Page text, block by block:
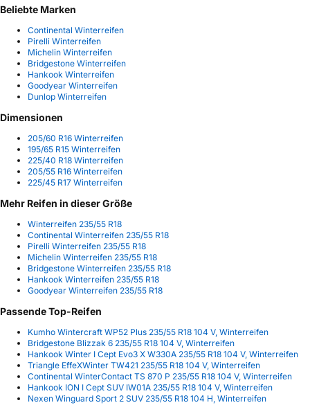
Beliebte Marken
Continental Winterreifen
Pirelli Winterreifen
Michelin Winterreifen
Bridgestone Winterreifen
Hankook Winterreifen
Goodyear Winterreifen
Dunlop Winterreifen
Dimensionen
205/60 R16 Winterreifen
195/65 R15 Winterreifen
225/40 R18 Winterreifen
205/55 R16 Winterreifen
225/45 R17 Winterreifen
Mehr Reifen in dieser Größe
Winterreifen 235/55 R18
Continental Winterreifen 235/55 R18
Pirelli Winterreifen 235/55 R18
Michelin Winterreifen 235/55 R18
Bridgestone Winterreifen 235/55 R18
Hankook Winterreifen 235/55 R18
Goodyear Winterreifen 235/55 R18
Passende Top-Reifen
Kumho Wintercraft WP52 Plus 235/55 R18 104 V, Winterreifen
Bridgestone Blizzak 6 235/55 R18 104 V, Winterreifen
Hankook Winter I Cept Evo3 X W330A 235/55 R18 104 V, Winterreifen
Triangle EffeXWinter TW421 235/55 R18 104 V, Winterreifen
Continental WinterContact TS 870 P 235/55 R18 104 V, Winterreifen
Hankook ION I Cept SUV IW01A 235/55 R18 104 V, Winterreifen
Nexen Winguard Sport 2 SUV 235/55 R18 104 H, Winterreifen